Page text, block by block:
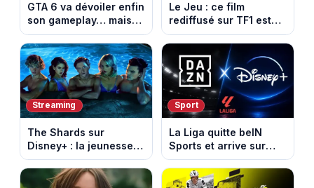
GTA 6 va dévoiler enfin
son gameplay… mais
d’abord sur Netflix
Le Jeu : ce film
rediffusé sur TF1 est
adapté d’un succès
italien devenu un
phénomène mondial
Streaming
The Shards sur
Disney+ : la jeunesse
dorée de Los Angeles
face à un tueur dans
les années 80
Sport
La Liga quitte beIN
Sports et arrive sur
DAZN et Disney+ en
France